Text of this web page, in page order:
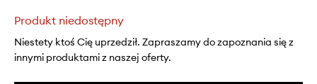
Produkt niedostępny
Niestety ktoś Cię uprzedził. Zapraszamy do zapoznania się z
innymi produktami z naszej oferty.